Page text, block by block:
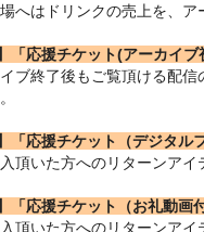
へはドリンクの売上を、ア
「応援チケット(アーカイブ
ブ終了後もご覧頂ける配信
】「応援チケット（デジタル
頂いた方へのリターンアイ
「応援チケット（お礼動画
頂いた方へのリターンアイ